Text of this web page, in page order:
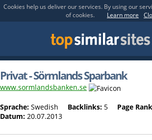
Cookies help us deliver our services. By using our
of cookies.
Learn more
Privat - Sörmlands Sparbank
www.sormlandsbanken.se
Sprache: Swedish Backlinks: 5 Page
Datum: 20.07.2013